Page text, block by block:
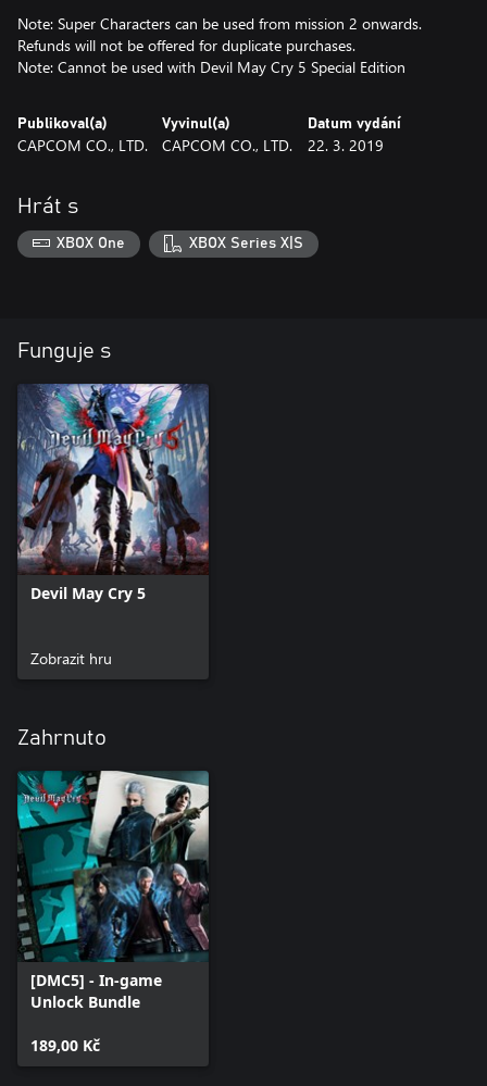
Note: Super Characters can be used from mission 2 onwards.
Refunds will not be offered for duplicate purchases.
Note: Cannot be used with Devil May Cry 5 Special Edition
Publikoval(a)
CAPCOM CO., LTD.
Vyvinul(a)
CAPCOM CO., LTD.
Datum vydání
22. 3. 2019
Hrát s
XBOX One XBOX Series X|S
Funguje s
Devil May Cry 5
Zobrazit hru
Zahrnuto
[DMC5] - In-game
Unlock Bundle
189,00 Kč